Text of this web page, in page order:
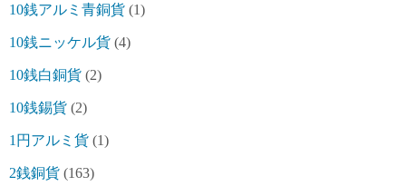
10銭アルミ青銅貨 (1)
10銭ニッケル貨 (4)
10銭白銅貨 (2)
10銭錫貨 (2)
1円アルミ貨 (1)
2銭銅貨 (163)